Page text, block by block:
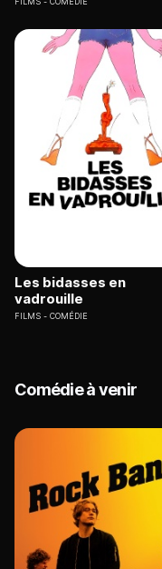
Les bidasses en
vadrouille
FILMS COMÉDIE
Comédie à venir